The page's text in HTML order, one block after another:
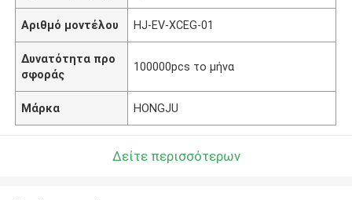
Αριθμό μοντέλου HJ-EV-XCEG-01
Δυνατότητα προ
σφοράς
100000pcs το μήνα
Μάρκα HONGJU
Δείτε περισσότερων